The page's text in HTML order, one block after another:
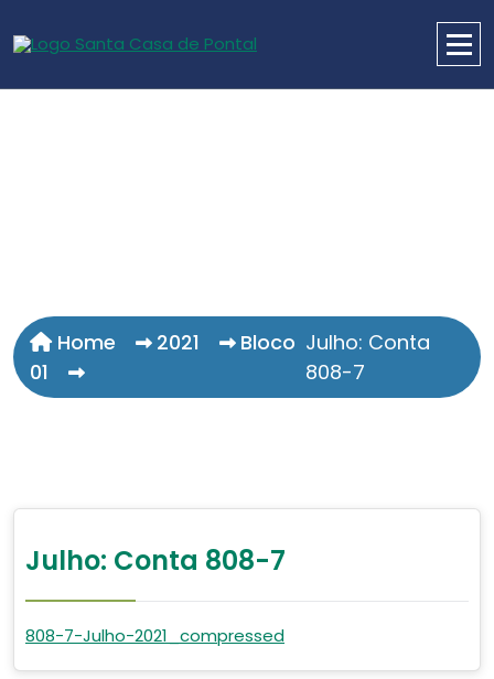
Home 2021
Bloco
01
Julho: Conta
808-7
Julho: Conta 808-7
808-7-Julho-2021_compressed